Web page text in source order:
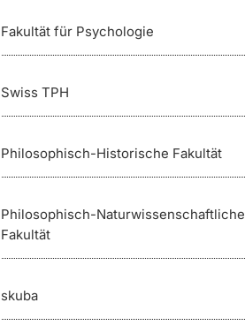
Fakultät für Psychologie
Swiss TPH
Philosophisch-Historische Fakultät
Philosophisch-Naturwissenschaftliche
Fakultät
skuba